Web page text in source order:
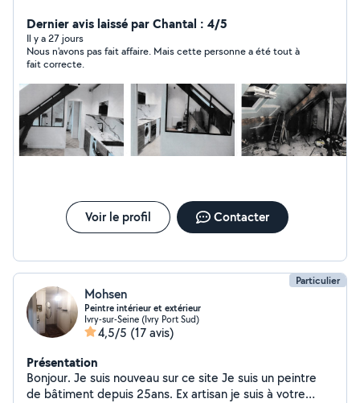
bain,peinture et faux plafonds je fais tout travaux
d'intérieur et ravalement mes travaux sont couvert par
une garantie décennale
Dernier avis laissé par Chantal : 4/5
Il y a 27 jours
Nous n'avons pas fait affaire. Mais cette personne a été tout à
fait correcte.
Voir le profil Contacter
Particulier
Mohsen
Peintre intérieur et extérieur
Ivry-sur-Seine (Ivry Port Sud)
4,5/5 (17 avis)
Présentation
Bonjour. Je suis nouveau sur ce site Je suis un peintre
de bâtiment depuis 25ans. Ex artisan je suis à votre